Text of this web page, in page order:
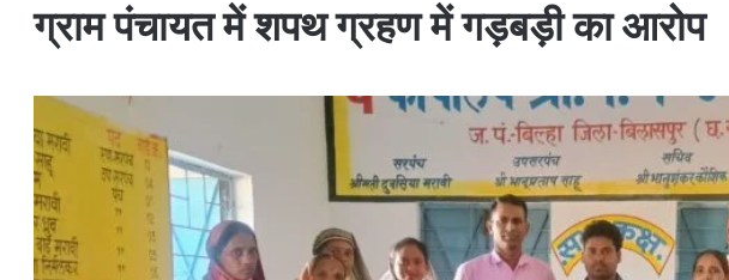
ग्राम पंचायत में शपथ ग्रहण में गड़बड़ी का आरोप